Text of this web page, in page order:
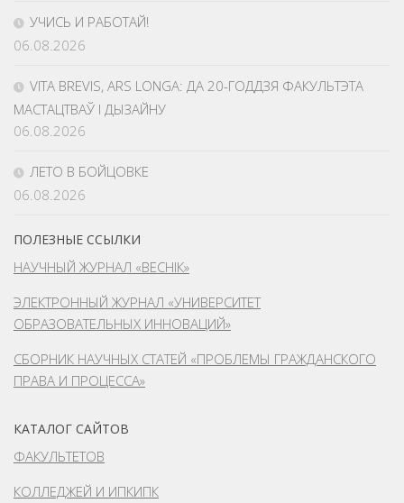
УЧИСЬ И РАБОТАЙ!
06.08.2026
VITA BREVIS, ARS LONGA: ДА 20-ГОДДЗЯ ФАКУЛЬТЭТА
МАСТАЦТВАЎ І ДЫЗАЙНУ
06.08.2026
ЛЕТО В БОЙЦОВКЕ
06.08.2026
ПОЛЕЗНЫЕ ССЫЛКИ
НАУЧНЫЙ ЖУРНАЛ «ВЕСНІК»
ЭЛЕКТРОННЫЙ ЖУРНАЛ «УНИВЕРСИТЕТ
ОБРАЗОВАТЕЛЬНЫХ ИННОВАЦИЙ»
СБОРНИК НАУЧНЫХ СТАТЕЙ «ПРОБЛЕМЫ ГРАЖДАНСКОГО
ПРАВА И ПРОЦЕССА»
КАТАЛОГ САЙТОВ
ФАКУЛЬТЕТОВ
КОЛЛЕДЖЕЙ И ИПКИПК